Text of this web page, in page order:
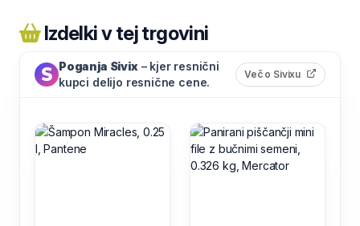
Izdelki v tej trgovini
Poganja Sivix – kjer resnični
kupci delijo resnične cene.
Več o Sivixu (odpre